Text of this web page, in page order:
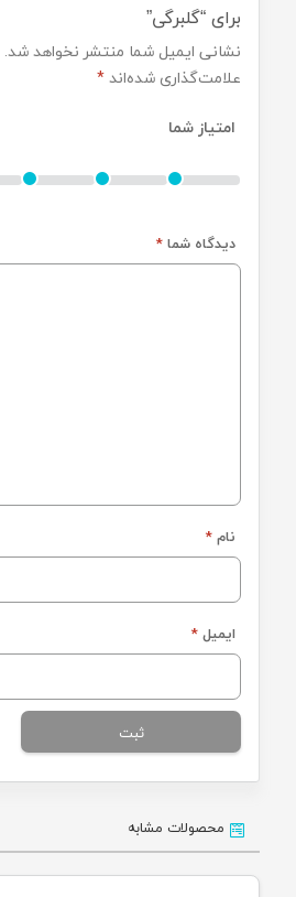
برای “گلبرگی”
نشانی ایمیل شما منتشر نخواهد شد.
علامت‌گذاری شده‌اند*
امتیاز شما
دیدگاه شما*
نام*
ایمیل*
محصولات مشابه